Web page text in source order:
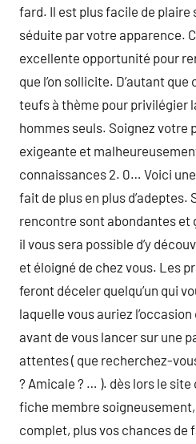
fard. Il est plus facile de plaire
séduite par votre apparence.
excellente opportunité pour
que l’on sollicite. D’autant
teufs à thème pour privilégier
hommes seuls. Soignez votre
exigeante et
connaissances 2. 0… Voici
fait de plus en plus d’adeptes.
rencontre sont abondantes et
il vous sera possible d’y
et éloigné de chez vous. Les
feront déceler quelqu’un qui
laquelle vous auriez
avant de vous lancer sur une
attentes ( que recherchez-
? Amicale ? … ). dès lors le
fiche membre
complet, plus vos chances de